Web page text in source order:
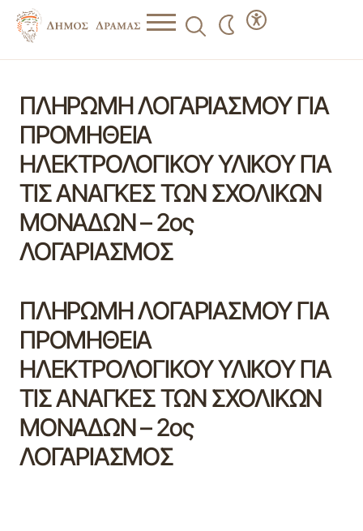
ΠΛΗΡΩΜΗ ΛΟΓΑΡΙΑΣΜΟΥ ΓΙΑ
ΠΡΟΜΗΘΕΙΑ
ΗΛΕΚΤΡΟΛΟΓΙΚΟΥ ΥΛΙΚΟΥ ΓΙΑ
ΤΙΣ ΑΝΑΓΚΕΣ ΤΩΝ ΣΧΟΛΙΚΩΝ
ΜΟΝΑΔΩΝ – 2ος
ΛΟΓΑΡΙΑΣΜΟΣ
ΠΛΗΡΩΜΗ ΛΟΓΑΡΙΑΣΜΟΥ ΓΙΑ
ΠΡΟΜΗΘΕΙΑ
ΗΛΕΚΤΡΟΛΟΓΙΚΟΥ ΥΛΙΚΟΥ ΓΙΑ
ΤΙΣ ΑΝΑΓΚΕΣ ΤΩΝ ΣΧΟΛΙΚΩΝ
ΜΟΝΑΔΩΝ – 2ος
ΛΟΓΑΡΙΑΣΜΟΣ